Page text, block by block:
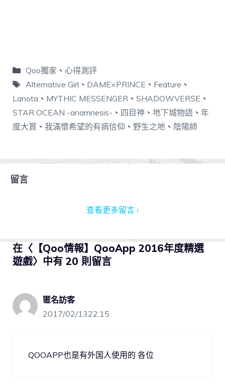
Qoo獨家 、 心得測評
Alternative Girl 、 DAME×PRINCE 、 Feature 、
Lanota 、 MYTHIC MESSENGER 、 SHADOWVERSE 、
STAR OCEAN -anamnesis- 、 四目神 、 地下城物語 、 年
度大賞 、 我滿懷希望的有病信仰 、 野生之地 、 陰陽師
留言
查看更多留言 ›
在〈【Qoo情報】QooApp 2016年度精選
遊戲〉中有 20 則留言
匿名訪客
2017/02/1322:15
QOOAPP也是有外国人使用的 各位